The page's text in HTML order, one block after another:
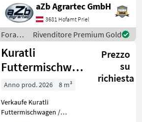
elektrisch 5, 5 m³ stationär -
NEU Hervorragend geeignet
für Trockenfutter (Heu und
Stroh) Kuratli ist ein S
aZb Agrartec GmbH
3681 Hofamt Priel
Foraggiamento
/
Kuratli
Rivenditore Premium Gold
Kuratli
Futtermischwagen
elektrisch 7,5 m³
Prezzo
su
richiesta
Anno prod. 2026
8 m³
Verkaufe Kuratli
Futtermischwagen /